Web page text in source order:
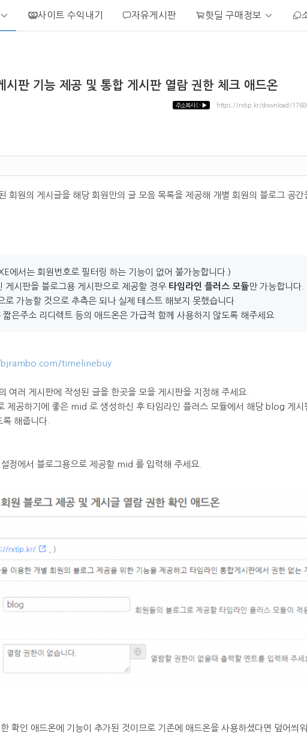
사이트 수익내기 자유게시판 핫딜 구매정보
시판 기능 제공 및 통합 게시판 열람 권한 체크 애드온
주소복사 ▷▶ https://rxtip.kr/download/
회원의 게시글을 해당 회원만의 글 모음 목록을 제공해 개별 회원의 블로그 공
에서는 회원번호로 필터링 하는 기능이 없어 불가능합니다.)
게시판을 블로그용 게시판으로 제공할 경우 타임라인 플러스 모듈만 가능합니다.
로 가능할 것으로 추측은 되나 실제 테스트 해보지 못했습니다
은주소 리디렉트 등의 애드온은 가급적 함께 사용하지 않도록 해주세요.
timelinebuy
여러 게시판에 작성된 글을 한곳을 모을 게시판을 지정해 주세요.
공하기에 좋은 mid 로 생성하신 후 타임라인 플러스 모듈에서 해당 blog 게시
해줍니다.
정에서 블로그용으로 제공할 mid 를 입력해 주세요.
확인 애드온에 기능이 추가된 것이므로 기존에 애드온을 사용하셨다면 덮어씌